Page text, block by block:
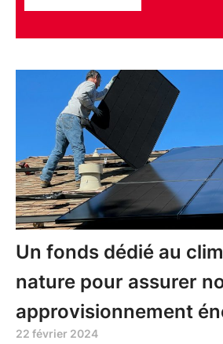
Un fonds dédié au
nature pour assurer
approvisionnement
22 février 2024